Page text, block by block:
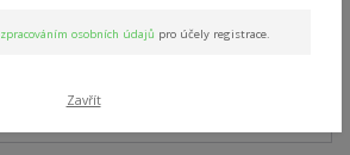
zpracováním osobních údajů pro účely registrace.
Zavřít